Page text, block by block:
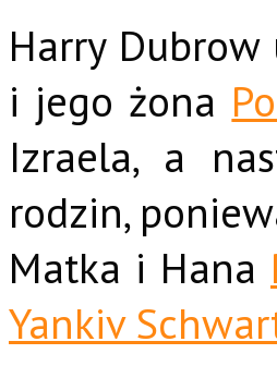
Harry Dubrow
i jego żona
Izraela, a
rodzin,
Matka i Hana
Yankiv